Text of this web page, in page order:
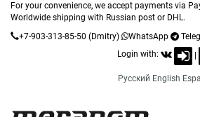
For your convenience, we accept payments via
Worldwide shipping with Russian post or DHL.
+7-903-313-85-50 (Dmitry) WhatsApp
Login with:
Русский English